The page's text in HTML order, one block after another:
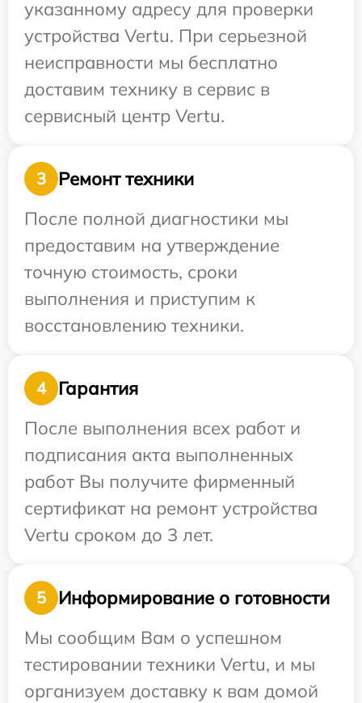
указанному адресу для проверки
устройства Vertu. При серьезной
неисправности мы бесплатно
доставим технику в сервис в
сервисный центр Vertu.
3
Ремонт техники
После полной диагностики мы
предоставим на утверждение
точную стоимость, сроки
выполнения и приступим к
восстановлению техники.
4
Гарантия
После выполнения всех работ и
подписания акта выполненных
работ Вы получите фирменный
сертификат на ремонт устройства
Vertu сроком до 3 лет.
5
Информирование о готовности
Мы сообщим Вам о успешном
тестировании техники Vertu, и мы
организуем доставку к вам домой